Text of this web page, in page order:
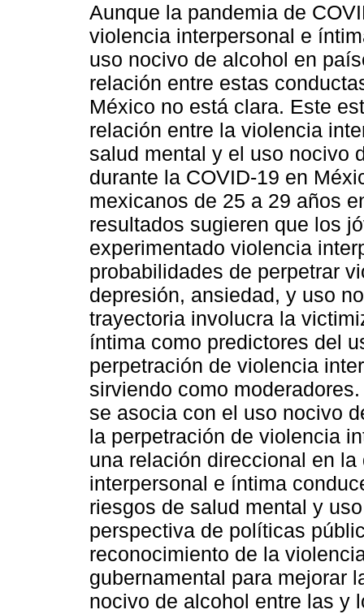
Aunque la pandemia de
violencia interpersonal e
uso nocivo de alcohol en
relación entre estas
México no está clara. Este
relación entre la violencia
salud mental y el uso nocivo
durante la COVID-19 en
mexicanos de 25 a 29 años
resultados sugieren que los
experimentado violencia
probabilidades de perpetrar
depresión, ansiedad, y uso
trayectoria involucra la
íntima como predictores del
perpetración de violencia
sirviendo como
se asocia con el uso nocivo
la perpetración de violencia
una relación direccional en
interpersonal e íntima
riesgos de salud mental y
perspectiva de políticas
reconocimiento de la
gubernamental para mejorar
nocivo de alcohol entre las y